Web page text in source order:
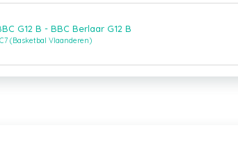
G12 B - BBC Berlaar G12 B
(Basketbal Vlaanderen)